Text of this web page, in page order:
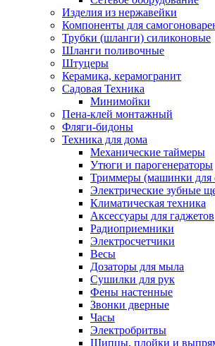
Изделия из нержавейки
Компоненты для
Трубки (шланги) силиконовые
Шланги поливочные
Штуцеры
Керамика, керамогранит
Садовая Техника
Минимойки
Пена-клей монтажный
Фляги-бидоны
Техника для дома
Механические таймеры
Утюги и парогенераторы
Триммеры (машинки для
Электрические зубные
Климатическая техника
Аксессуары для гаджетов
Радиоприемники
Электросчетчики
Весы
Дозаторы для мыла
Сушилки для рук
Фены настенные
Звонки дверные
Часы
Электробритвы
Щипцы, плойки и